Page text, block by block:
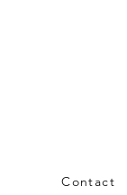
Contact